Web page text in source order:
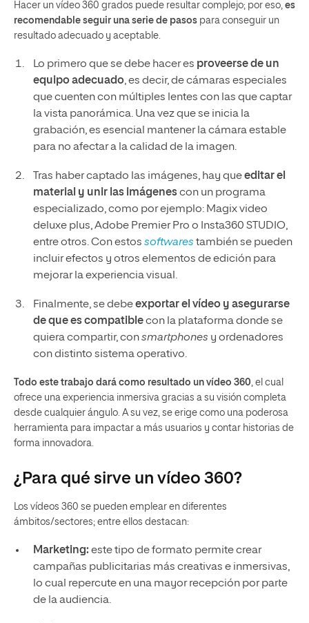
Hacer un vídeo 360 grados puede resultar complejo; por eso, es
recomendable seguir una serie de pasos para conseguir un
resultado adecuado y aceptable.
Lo primero que se debe hacer es proveerse de un
equipo adecuado, es decir, de cámaras especiales
que cuenten con múltiples lentes con las que captar
la vista panorámica. Una vez que se inicia la
grabación, es esencial mantener la cámara estable
para no afectar a la calidad de la imagen.
Tras haber captado las imágenes, hay queeditar el
material y unir las imágenescon un programa
especializado, como por ejemplo: Magix video
deluxe plus, Adobe Premier Pro o Insta360 STUDIO,
entre otros. Con estos softwares también se pueden
incluir efectos y otros elementos de edición para
mejorar la experiencia visual.
Finalmente, se debeexportar el vídeo y asegurarse
de que es compatiblecon la plataforma donde se
quiera compartir, consmartphones y ordenadores
con distinto sistema operativo.
Todo este trabajo dará como resultado un vídeo 360, el cual
ofrece una experiencia inmersiva gracias a su visión completa
desde cualquier ángulo. A su vez, se erige como una poderosa
herramienta para impactar a más usuarios y contar historias de
forma innovadora.
¿Para qué sirve un vídeo 360?
Los vídeos 360 se pueden emplear en diferentes
ámbitos/sectores; entre ellos destacan:
Marketing: este tipo de formato permite crear
campañas publicitarias más creativas e inmersivas,
lo cual repercute en una mayor recepción por parte
de la audiencia.